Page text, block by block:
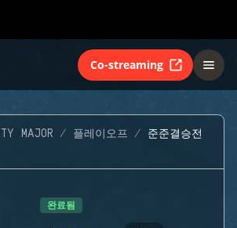
Co-streaming
MAJOR 플레이오프 준준결승전
완료됨